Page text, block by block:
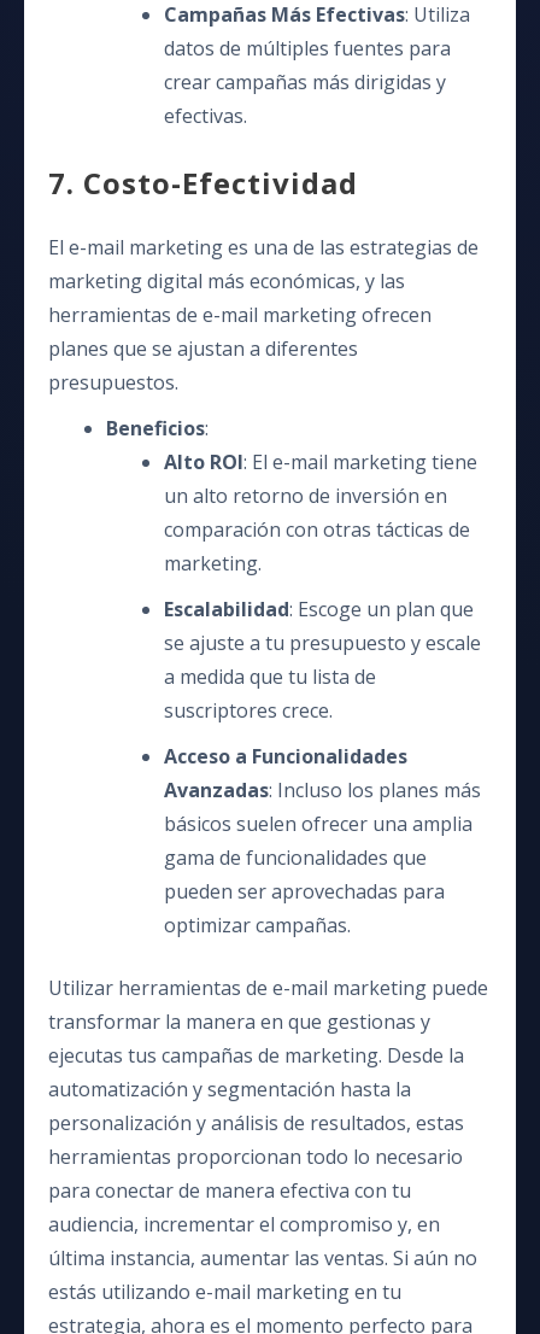
Campañas Más Efectivas: Utiliza
datos de múltiples fuentes para
crear campañas más dirigidas y
efectivas.
7. Costo-Efectividad
El e-mail marketing es una de las estrategias de
marketing digital más económicas, y las
herramientas de e-mail marketing ofrecen
planes que se ajustan a diferentes
presupuestos.
Beneficios:
Alto ROI: El e-mail marketing tiene
un alto retorno de inversión en
comparación con otras tácticas de
marketing.
Escalabilidad: Escoge un plan que
se ajuste a tu presupuesto y escale
a medida que tu lista de
suscriptores crece.
Acceso a Funcionalidades
Avanzadas: Incluso los planes más
básicos suelen ofrecer una amplia
gama de funcionalidades que
pueden ser aprovechadas para
optimizar campañas.
Utilizar herramientas de e-mail marketing puede
transformar la manera en que gestionas y
ejecutas tus campañas de marketing. Desde la
automatización y segmentación hasta la
personalización y análisis de resultados, estas
herramientas proporcionan todo lo necesario
para conectar de manera efectiva con tu
audiencia, incrementar el compromiso y, en
última instancia, aumentar las ventas. Si aún no
estás utilizando e-mail marketing en tu
estrategia, ahora es el momento perfecto para